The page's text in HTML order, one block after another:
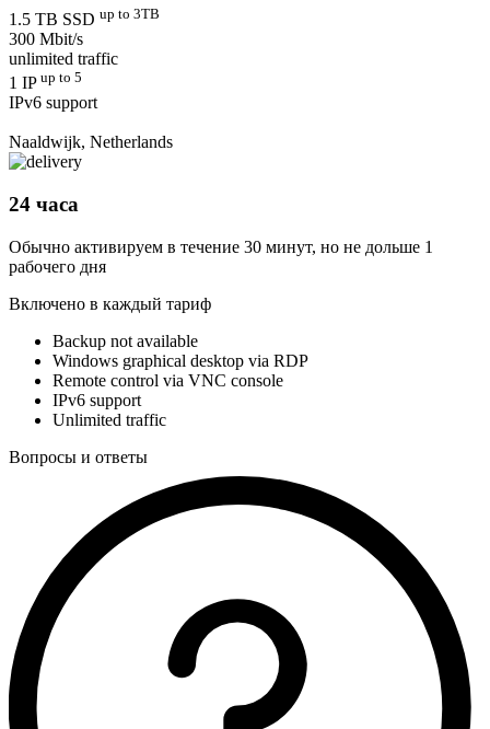
1.5 TB SSD up to 3TB
300 Mbit/s
unlimited traffic
1 IP up to 5
IPv6 support
Naaldwijk, Netherlands
24 часа
Обычно активируем в течение 30 минут, но не дольше 1
рабочего дня
Включено в каждый тариф
Backup not available
Windows graphical desktop via RDP
Remote control via VNC console
IPv6 support
Unlimited traffic
Вопросы и ответы